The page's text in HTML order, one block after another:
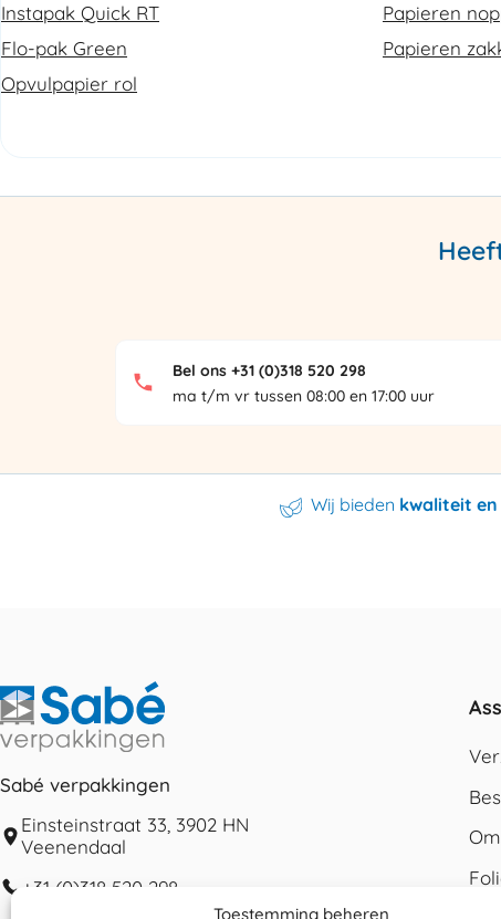
Toestemming beheren
Instapak Quick RT
Flo-pak Green
Opvulpapier rol
Papieren
Papieren
Bel ons +31 (0)318 520 298
ma t/m vr tussen 08:00 en 17:00 uur
Wij bieden kwaliteit
Sabé verpakkingen
Einsteinstraat 33, 3902 HN
Veenendaal
+31 (0)318 520 298